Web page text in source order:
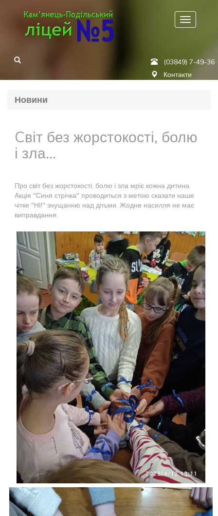
(03849) 7-49-36
Контакти
Меню
Новини
Cвіт без жорстокості, болю
і зла...
Про світ без жорстокості, болю і зла мріє кожна дитина.
Акція "Синя стрічка" проводиться з метою сказати наше
чітке "НІ!" знущанню над дітьми. Жодне насилля не має
виправдання.